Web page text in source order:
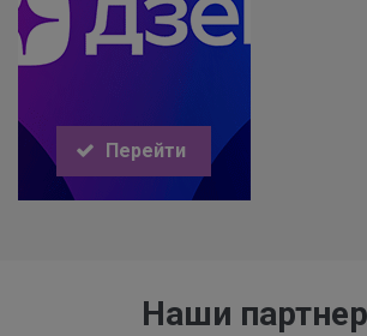
Перейти
Наши